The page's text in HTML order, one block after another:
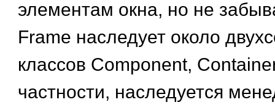
элементам окна, но не
Frame наследует около
классов Component,
частности, наследуется